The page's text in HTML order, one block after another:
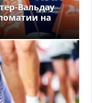
Вальдау
на